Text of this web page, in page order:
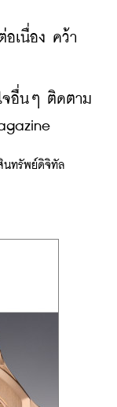
อเนื่อง คว้า
จอื่นๆ ติดตาม
นทรัพย์ดิจิทัล